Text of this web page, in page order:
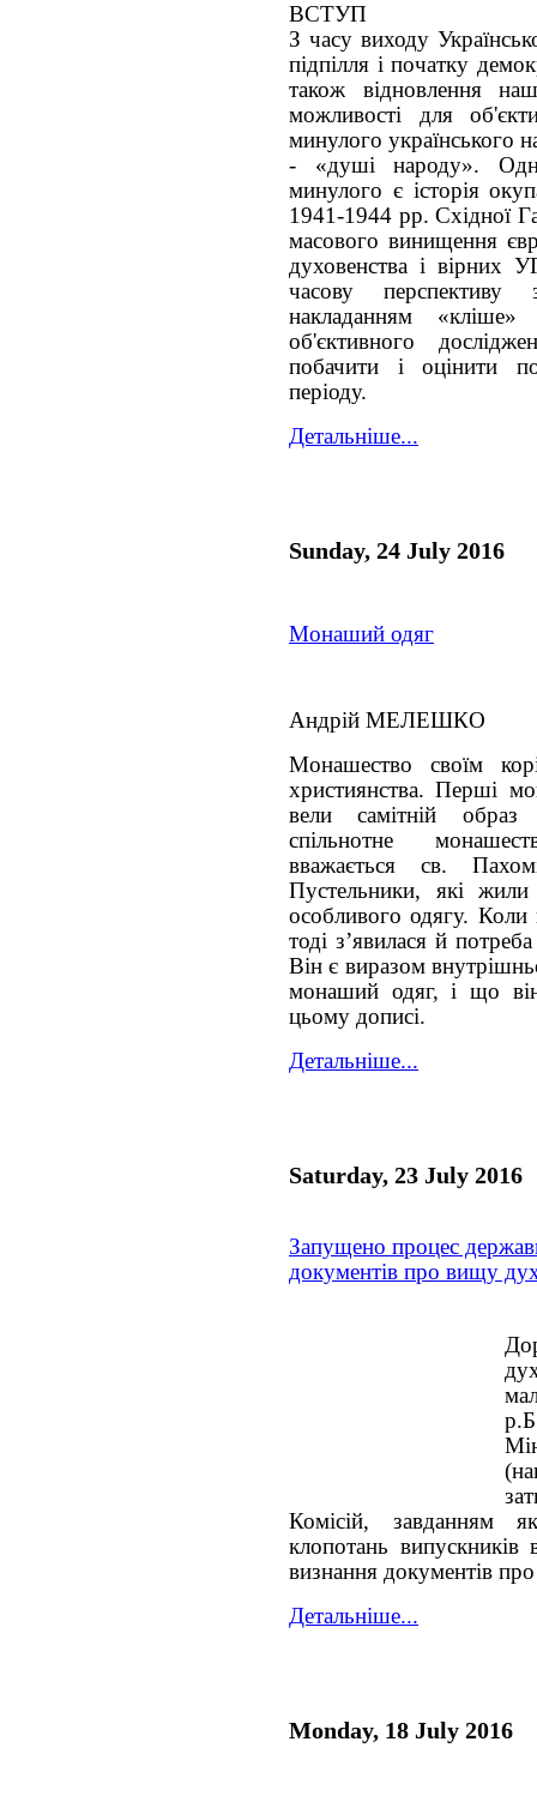
ВСТУП
З часу виходу
підпілля і початку
також відновлення
можливості для
минулого українського
- «душі народу».
минулого є історія
1941-1944 рр. Східної
масового винищення
духовенства і вірних
часову
накладанням
об'єктивного
побачити і оцінити
періоду.
Детальніше...
Sunday, 24 July 2016
Монаший одяг
Андрій МЕЛЕШКО
Монашество своїм
християнства. Перші
вели самітній
спільнотне
вважається св.
Пустельники, які
особливого одягу. Коли
тоді з’явилася й
Він є виразом
монаший одяг, і що
цьому дописі.
Детальніше...
Saturday, 23 July 2016
Запущено процес
документів про вищу
Комісій, завданням
клопотань
визнання документів
Детальніше...
Monday, 18 July 2016